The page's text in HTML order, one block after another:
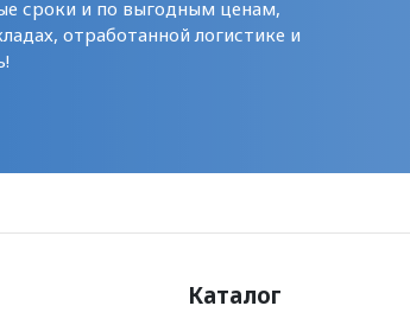
сроки и по выгодным ценам,
отработанной логистике и
Каталог